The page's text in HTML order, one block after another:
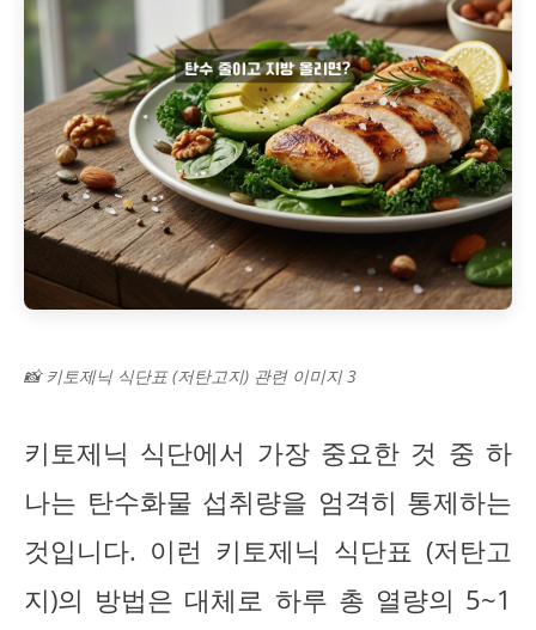
📸 키토제닉 식단표 (저탄고지) 관련 이미지 3
키토제닉 식단에서 가장 중요한 것 중 하
나는 탄수화물 섭취량을 엄격히 통제하는
것입니다. 이런 키토제닉 식단표 (저탄고
지)의 방법은 대체로 하루 총 열량의 5~1